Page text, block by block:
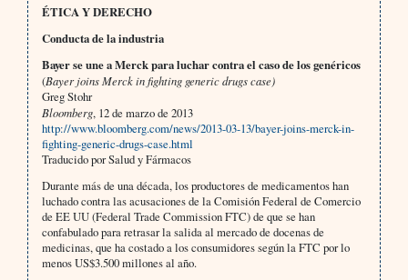
ÉTICA Y DERECHO
Conducta de la industria
Bayer se une a Merck para luchar contra el caso de los genéricos
(Bayer joins Merck in fighting generic drugs case)
Greg Stohr
Bloomberg, 12 de marzo de 2013
http://www.bloomberg.com/news/2013-03-13/bayer-joins-merck-in-
fighting-generic-drugs-case.html
Traducido por Salud y Fármacos
Durante más de una década, los productores de medicamentos han
luchado contra las acusaciones de la Comisión Federal de Comercio
de EE UU (Federal Trade Commission FTC) de que se han
confabulado para retrasar la salida al mercado de docenas de
medicinas, que ha costado a los consumidores según la FTC por lo
menos US$3.500 millones al año.